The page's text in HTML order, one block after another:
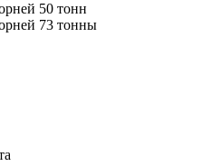
50 тонн
73 тонны